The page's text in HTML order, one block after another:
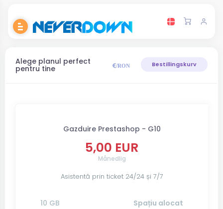
Alege planul perfect
pentru tine /RON Bestillingskurv
Gazduire Prestashop - G10
5,00 EUR
Månedlig
Asistentă prin ticket 24/24 și 7/7
Spațiu alocat
10 GB